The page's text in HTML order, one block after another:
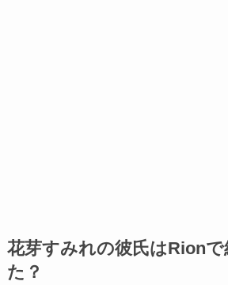
花芽すみれの彼氏はRionで
た？